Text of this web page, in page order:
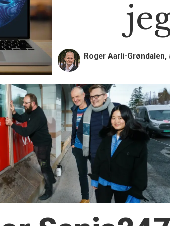
Roger Aarli-Grøndalen,